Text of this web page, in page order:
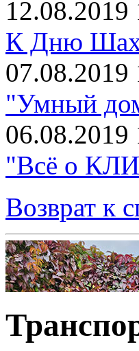
12.08.2019
К Дню
07.08.2019
"Умный
06.08.2019
"Всё о
Возврат к